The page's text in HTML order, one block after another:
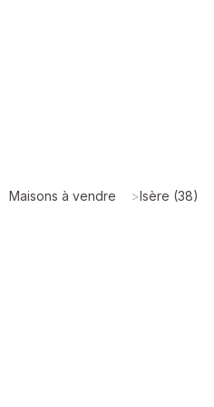
Maisons à vendre >Isère (38)